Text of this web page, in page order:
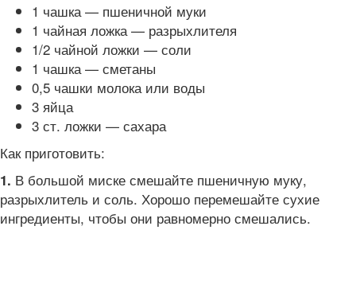
1 чашка — пшеничной муки
1 чайная ложка — разрыхлителя
1/2 чайной ложки — соли
1 чашка — сметаны
0,5 чашки молока или воды
3 яйца
3 ст. ложки — сахара
Как приготовить:
1. В большой миске смешайте пшеничную муку,
разрыхлитель и соль. Хорошо перемешайте сухие
ингредиенты, чтобы они равномерно смешались.